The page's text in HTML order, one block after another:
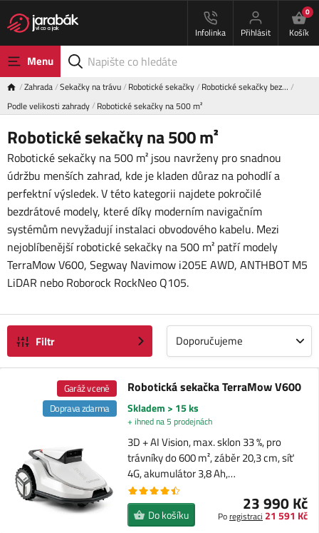
Infolinka Přihlásit
0
Košík
Menu
Zahrada Sekačky na trávu Robotické sekačky Robotické sekačky bez…
Podle velikosti zahrady Robotické sekačky na 500 m²
Robotické sekačky na 500 m²
Robotické sekačky na 500 m² jsou navrženy pro snadnou
údržbu menších zahrad, kde je kladen důraz na pohodlí a
perfektní výsledek. V této kategorii najdete pokročilé
bezdrátové modely, které díky moderním navigačním
systémům nevyžadují instalaci obvodového kabelu. Mezi
nejoblíbenější robotické sekačky na 500 m² patří modely
TerraMow V600, Segway Navimow i205E AWD, ANTHBOT M5
LiDAR nebo Roborock RockNeo Q105.
Filtr Doporučujeme
Robotická sekačka TerraMow V600
Garáž v ceně
Doprava zdarma
Skladem > 15 ks
+ ihned na 5 prodejnách
3D + AI Vision, max. sklon 33 %, pro
trávníky do 600 m², záběr 20,3 cm, síť
4G, akumulátor 3,8 Ah,…
23 990 Kč
Poregistraci 21 591 Kč
Do košíku